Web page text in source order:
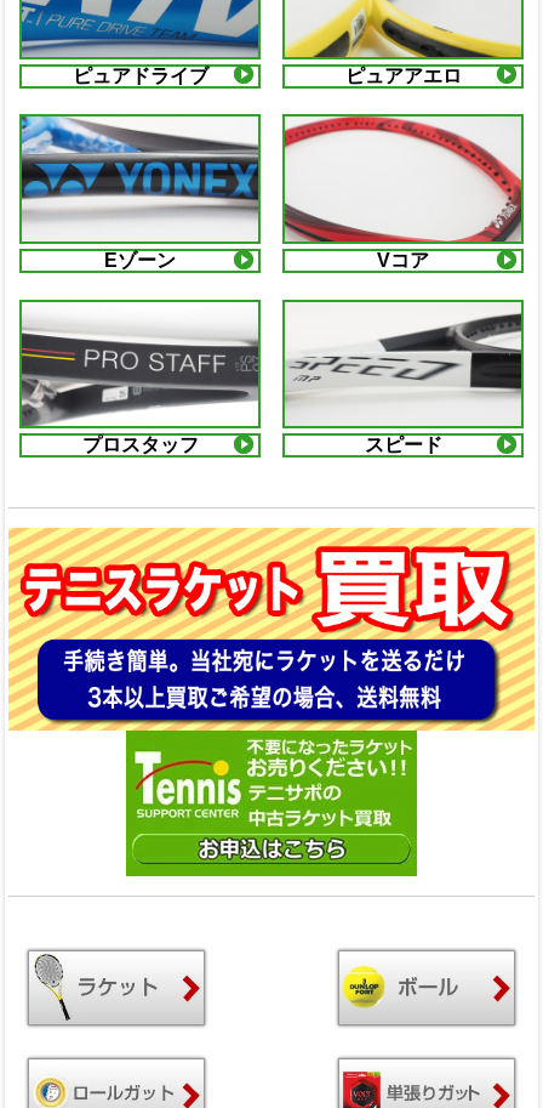
ピュアドライブ ピュアアエロ
Eゾーン Vコア
プロスタッフ スピード